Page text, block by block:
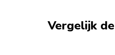
Vergelijk